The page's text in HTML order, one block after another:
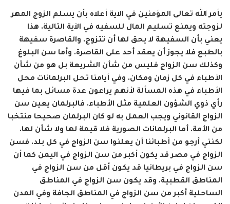
يأمر الله تعالى المؤمنين في الآية أعلاه بأن يسلم الزوج المهر
لزوجته ويمنع تسليم المال للسفيه في الآية التالية. هذا
يعني بأن السفيهة لا يحق لها أن تتزوج. والقاصرة سفيهة
بالطبع فلا يجوز أن يعقد أحد على القاصرة. وأما سن البلوغ
وكذلك سن الزواج فليس من شأن الشريعة بل هو من شأن
الأطباء في كل زمان ومكان. وفي أيامنا تحل البرلمانات محل
الأطباء في هذه المسألة لأنهم يراعون عدة مسائل بما فيها
رأي ذوي الشؤون العلمية مثل الأطباء. فالبرلمان يعين سن
الزواج القانوني ويجب العمل به لو كان البرلمان صحيحا منتخبا
من الأمة. أما البرلمانات الصورية فلا قيمة لها ولا شأن لها.
لكنني أرجو من أطبائنا أن يعلنوا سن الزواج في كل بلد. فسن
الزواج في مصر قد يكون أكبر من سن الزواج في اليمن كما أن
سن الزواج في بريطانيا قد يكون أقل من سن الزواج في
المناطق القطبية. وقد يكون سن الزواج في المناطق
الساحلية أكبر من سن الزواج في المناطق الجافة وفي المدن